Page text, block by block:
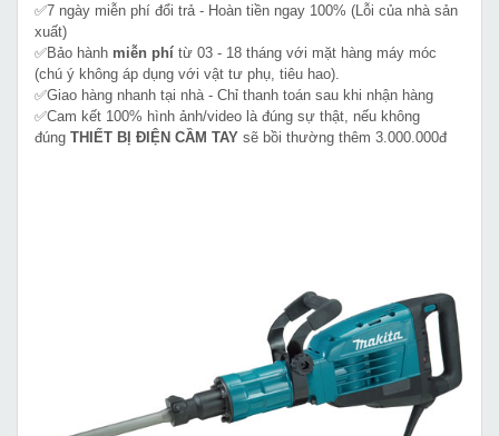
✅7 ngày miễn phí đổi trả - Hoàn tiền ngay 100% (Lỗi của nhà sản
xuất)
✅Bảo hành miễn phí từ 03 - 18 tháng với mặt hàng máy móc
(chú ý không áp dụng với vật tư phụ, tiêu hao).
✅Giao hàng nhanh tại nhà - Chỉ thanh toán sau khi nhận hàng
✅Cam kết 100% hình ảnh/video là đúng sự thật, nếu không
đúng THIẾT BỊ ĐIỆN CẦM TAY sẽ bồi thường thêm 3.000.000đ